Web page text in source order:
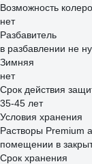
Возможность
нет
Разбавитель
в разбавлении не
Зимняя
нет
Срок действия
35-45 лет
Условия хранения
Растворы Premium
помещении в
Срок хранения